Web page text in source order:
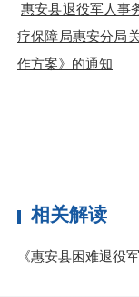
惠安县退役军人事
疗保障局惠安分局
作方案》的通知
相关解读
《惠安县困难退役